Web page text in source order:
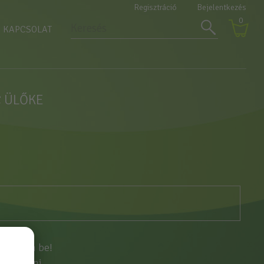
Regisztráció
Bejelentkezés
0
KAPCSOLAT
be!